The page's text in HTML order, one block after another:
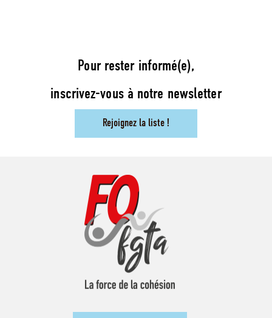
Pour rester informé(e),
inscrivez-vous à notre newsletter
Rejoignez la liste !